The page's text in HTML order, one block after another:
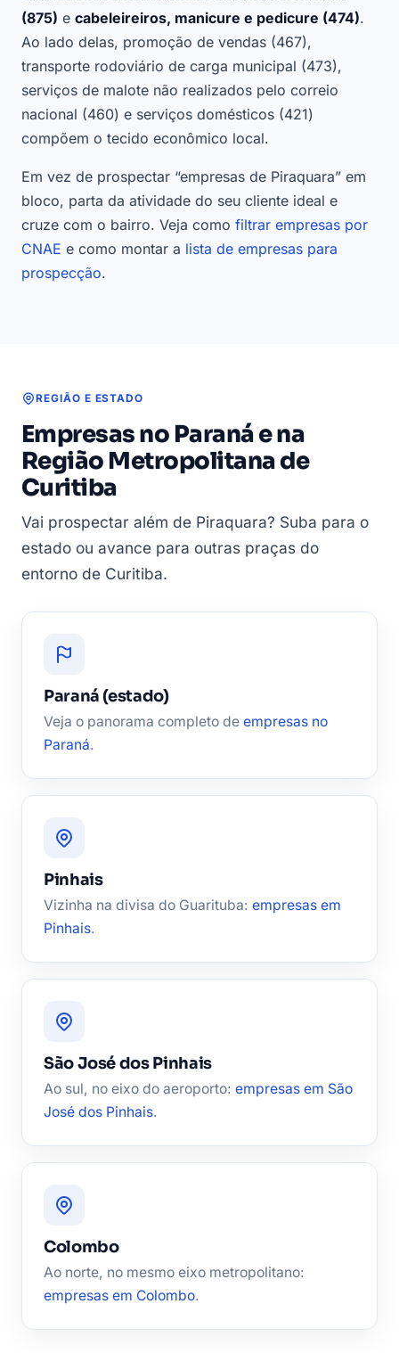
(875) e cabeleireiros, manicure e pedicure (474).
Ao lado delas, promoção de vendas (467),
transporte rodoviário de carga municipal (473),
serviços de malote não realizados pelo correio
nacional (460) e serviços domésticos (421)
compõem o tecido econômico local.
Em vez de prospectar “empresas de Piraquara” em
bloco, parta da atividade do seu cliente ideal e
cruze com o bairro. Veja como filtrar empresas por
CNAE e como montar a lista de empresas para
prospecção.
REGIÃO E ESTADO
Empresas no Paraná e na
Região Metropolitana de
Curitiba
Vai prospectar além de Piraquara? Suba para o
estado ou avance para outras praças do
entorno de Curitiba.
Paraná (estado)
Veja o panorama completo de empresas no
Paraná.
Pinhais
Vizinha na divisa do Guarituba: empresas em
Pinhais.
São José dos Pinhais
Ao sul, no eixo do aeroporto: empresas em São
José dos Pinhais.
Colombo
Ao norte, no mesmo eixo metropolitano:
empresas em Colombo.